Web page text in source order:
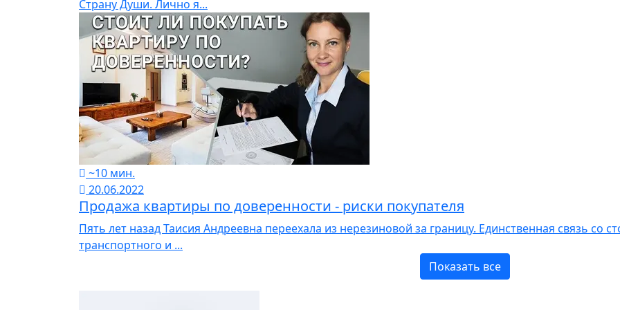
Страну Души. Лично я...
~10 мин.
20.06.2022
Продажа квартиры по доверенности - риски покупателя
Пять лет назад Таисия Андреевна переехала из нерезиновой за границу. Единственная связь со
транспортного и ...
Показать все